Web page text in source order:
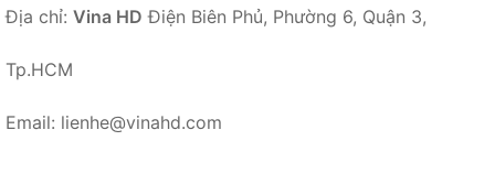
Địa chỉ: Vina HD Điện Biên Phủ, Phường 6, Quận 3,
Tp.HCM
Email: lienhe@vinahd.com